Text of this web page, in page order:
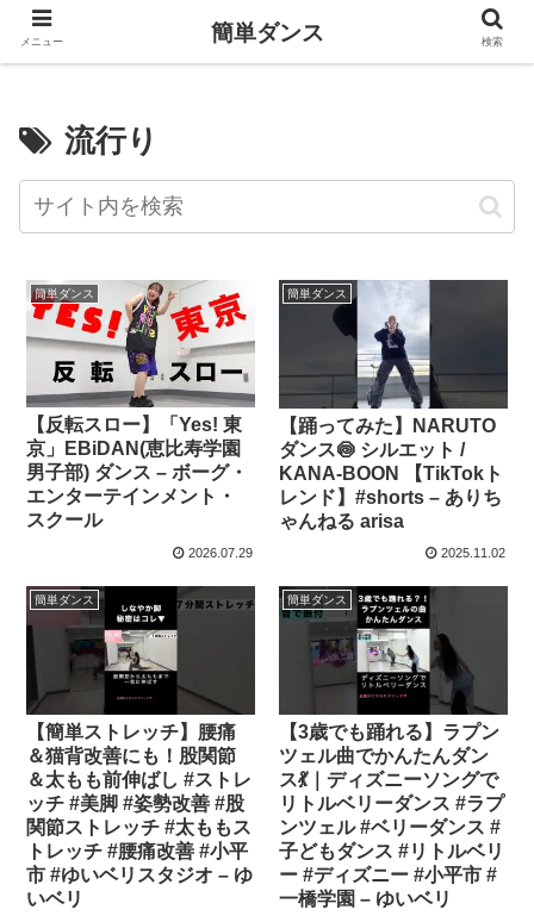
流行り
簡単ダンス
【反転スロー】「Yes! 東
京」EBiDAN(恵比寿学園
男子部) ダンス – ボーグ・
エンターテインメント・
スクール
2026.07.29
簡単ダンス
【踊ってみた】NARUTO
ダンス🍥 シルエット /
KANA-BOON 【TikTokト
レンド】#shorts – ありち
ゃんねる arisa
2025.11.02
簡単ダンス
【簡単ストレッチ】腰痛
＆猫背改善にも！股関節
＆太もも前伸ばし #ストレ
ッチ #美脚 #姿勢改善 #股
関節ストレッチ #太ももス
トレッチ #腰痛改善 #小平
市 #ゆいベリスタジオ – ゆ
いベリ
簡単ダンス
【3歳でも踊れる】ラプン
ツェル曲でかんたんダン
ス💃｜ディズニーソングで
リトルベリーダンス #ラプ
ンツェル #ベリーダンス #
子どもダンス #リトルベリ
ー #ディズニー #小平市 #
一橋学園 – ゆいベリ
メニュー 簡単ダンス 検索